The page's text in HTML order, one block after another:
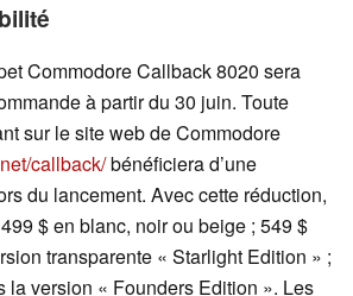
Commodore Callback 8020 sera
à partir du 30 juin. Toute
sur le site web de Commodore
callback/bénéficiera d’une
du lancement. Avec cette réduction,
$ en blanc, noir ou beige ; 549 $
transparente « Starlight Edition » ;
la version « Founders Edition ». Les